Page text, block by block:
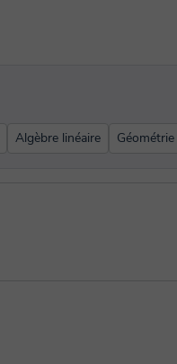
Algèbre linéaire Géométrie